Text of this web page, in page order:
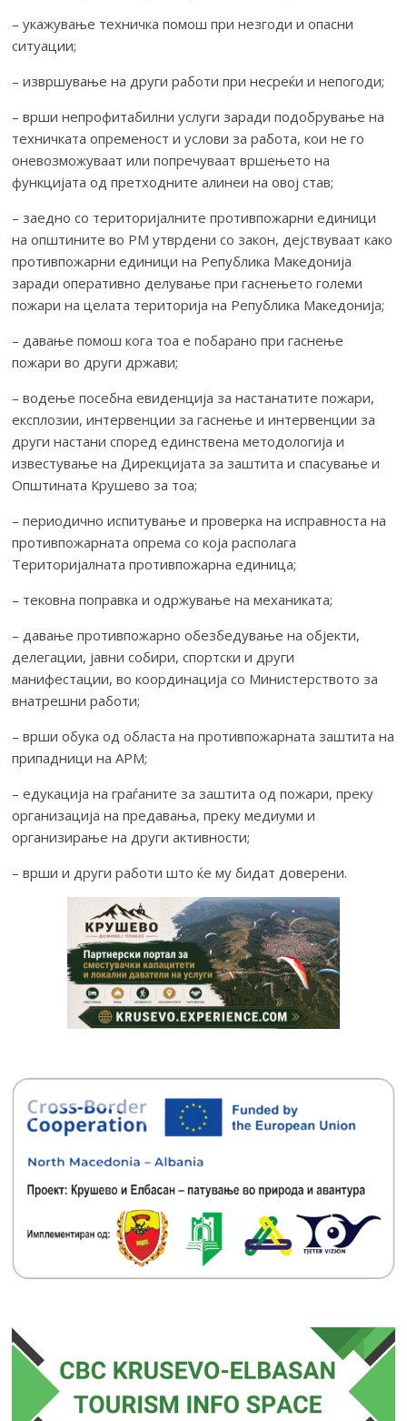
– укажување техничка помош при незгоди и опасни
ситуации;
– извршување на други работи при несреќи и непогоди;
– врши непрофитабилни услуги заради подобрување на
техничката опременост и услови за работа, кои не го
оневозможуваат или попречуваат вршењето на
функцијата од претходните алинеи на овој став;
– заедно со територијалните противпожарни единици
на општините во РМ утврдени со закон, дејствуваат како
противпожарни единици на Република Македонија
заради оперативно делување при гаснењето големи
пожари на целата територија на Република Македонија;
– давање помош кога тоа е побарано при гаснење
пожари во други држави;
– водење посебна евиденција за настанатите пожари,
експлозии, интервенции за гаснење и интервенции за
други настани според единствена методологија и
известување на Дирекцијата за заштита и спасување и
Општината Крушево за тоа;
– периодично испитување и проверка на исправноста на
противпожарната опрема со која располага
Територијалната противпожарна единица;
– тековна поправка и одржување на механиката;
– давање противпожарно обезбедување на објекти,
делегации, јавни собири, спортски и други
манифестации, во координација со Министерството за
внатрешни работи;
– врши обука од областа на противпожарната заштита на
припадници на АРМ;
– едукација на граѓаните за заштита од пожари, преку
организација на предавања, преку медиуми и
организирање на други активности;
– врши и други работи што ќе му бидат доверени.